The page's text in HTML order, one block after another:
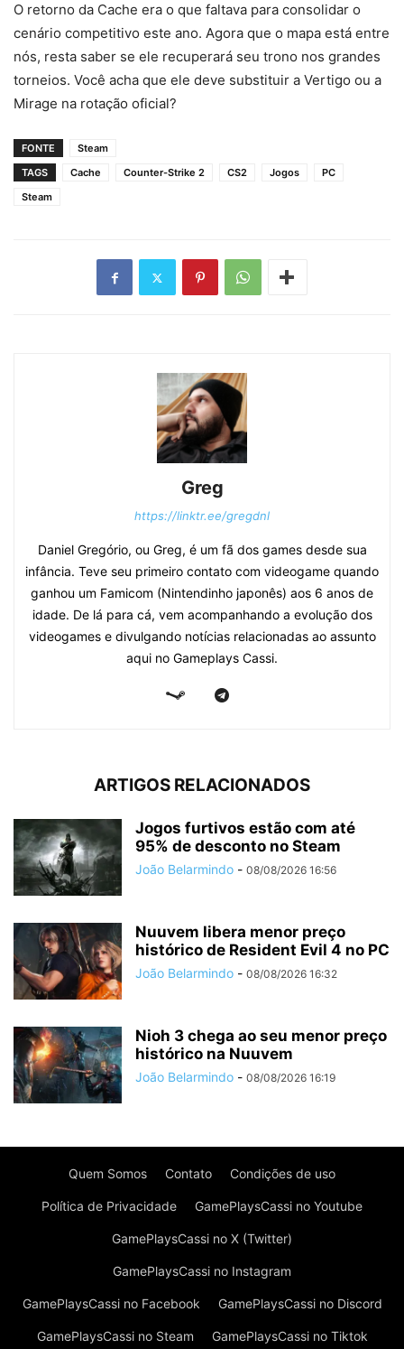
O retorno da Cache era o que faltava para consolidar o
cenário competitivo este ano. Agora que o mapa está entre
nós, resta saber se ele recuperará seu trono nos grandes
torneios. Você acha que ele deve substituir a Vertigo ou a
Mirage na rotação oficial?
FONTE
Steam
TAGS
Cache Counter-Strike 2 CS2 Jogos
PC
Steam
Greg
https://linktr.ee/gregdnl
Daniel Gregório, ou Greg, é um fã dos games desde sua
infância. Teve seu primeiro contato com videogame quando
ganhou um Famicom (Nintendinho japonês) aos 6 anos de
idade. De lá para cá, vem acompanhando a evolução dos
videogames e divulgando notícias relacionadas ao assunto
aqui no Gameplays Cassi.
ARTIGOS RELACIONADOS
Jogos furtivos estão com até
95% de desconto no Steam
João Belarmindo - 08/08/2026 16:56
Nuuvem libera menor preço
histórico de Resident Evil 4 no PC
João Belarmindo - 08/08/2026 16:32
Nioh 3 chega ao seu menor preço
histórico na Nuuvem
João Belarmindo - 08/08/2026 16:19
Quem Somos Contato Condições de uso
Política de Privacidade GamePlaysCassi no Youtube
GamePlaysCassi no X (Twitter)
GamePlaysCassi no Instagram
GamePlaysCassi no Facebook GamePlaysCassi no Discord
GamePlaysCassi no Steam GamePlaysCassi no Tiktok